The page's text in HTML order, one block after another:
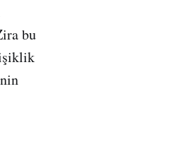
bu